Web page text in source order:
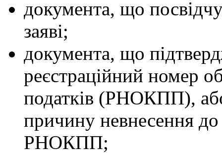
документа, що
заяві;
документа, що
реєстраційний номер
податків (РНОКПП),
причину невнесення до
РНОКПП;